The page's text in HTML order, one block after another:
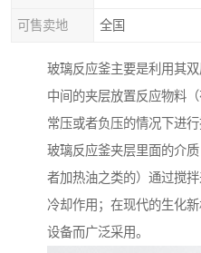
可售卖地 全国
玻璃反应釜主要是利用其
中间的夹层放置反应物料
常压或者负压的情况下进行
玻璃反应釜夹层里面的介
者加热油之类的）通过搅
冷却作用；在现代的生化
设备而广泛采用。